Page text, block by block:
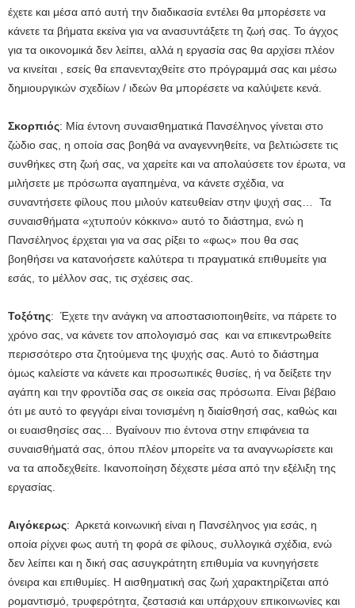
έχετε και μέσα από αυτή την διαδικασία εντέλει θα μπορέσετε να
κάνετε τα βήματα εκείνα για να ανασυντάξετε τη ζωή σας. Το άγχος
για τα οικονομικά δεν λείπει, αλλά η εργασία σας θα αρχίσει πλέον
να κινείται , εσείς θα επανενταχθείτε στο πρόγραμμά σας και μέσω
δημιουργικών σχεδίων / ιδεών θα μπορέσετε να καλύψετε κενά.
Σκορπιός: Μία έντονη συναισθηματικά Πανσέληνος γίνεται στο
ζώδιο σας, η οποία σας βοηθά να αναγεννηθείτε, να βελτιώσετε τις
συνθήκες στη ζωή σας, να χαρείτε και να απολαύσετε τον έρωτα, να
μιλήσετε με πρόσωπα αγαπημένα, να κάνετε σχέδια, να
συναντήσετε φίλους που μιλούν κατευθείαν στην ψυχή σας… Τα
συναισθήματα «χτυπούν κόκκινο» αυτό το διάστημα, ενώ η
Πανσέληνος έρχεται για να σας ρίξει το «φως» που θα σας
βοηθήσει να κατανοήσετε καλύτερα τι πραγματικά επιθυμείτε για
εσάς, το μέλλον σας, τις σχέσεις σας.
Τοξότης: Έχετε την ανάγκη να αποστασιοποιηθείτε, να πάρετε το
χρόνο σας, να κάνετε τον απολογισμό σας και να επικεντρωθείτε
περισσότερο στα ζητούμενα της ψυχής σας. Αυτό το διάστημα
όμως καλείστε να κάνετε και προσωπικές θυσίες, ή να δείξετε την
αγάπη και την φροντίδα σας σε οικεία σας πρόσωπα. Είναι βέβαιο
ότι με αυτό το φεγγάρι είναι τονισμένη η διαίσθησή σας, καθώς και
οι ευαισθησίες σας… Βγαίνουν πιο έντονα στην επιφάνεια τα
συναισθήματά σας, όπου πλέον μπορείτε να τα αναγνωρίσετε και
να τα αποδεχθείτε. Ικανοποίηση δέχεστε μέσα από την εξέλιξη της
εργασίας.
Αιγόκερως: Αρκετά κοινωνική είναι η Πανσέληνος για εσάς, η
οποία ρίχνει φως αυτή τη φορά σε φίλους, συλλογικά σχέδια, ενώ
δεν λείπει και η δική σας ασυγκράτητη επιθυμία να κυνηγήσετε
όνειρα και επιθυμίες. Η αισθηματική σας ζωή χαρακτηρίζεται από
ρομαντισμό, τρυφερότητα, ζεστασιά και υπάρχουν επικοινωνίες και